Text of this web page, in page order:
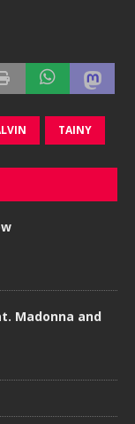
TAINY
Madonna and